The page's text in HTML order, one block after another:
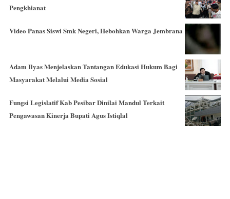
Pengkhianat
Video Panas Siswi Smk Negeri, Hebohkan Warga Jembrana
Adam Ilyas Menjelaskan Tantangan Edukasi Hukum Bagi
Masyarakat Melalui Media Sosial
Fungsi Legislatif Kab Pesibar Dinilai Mandul Terkait
Pengawasan Kinerja Bupati Agus Istiqlal